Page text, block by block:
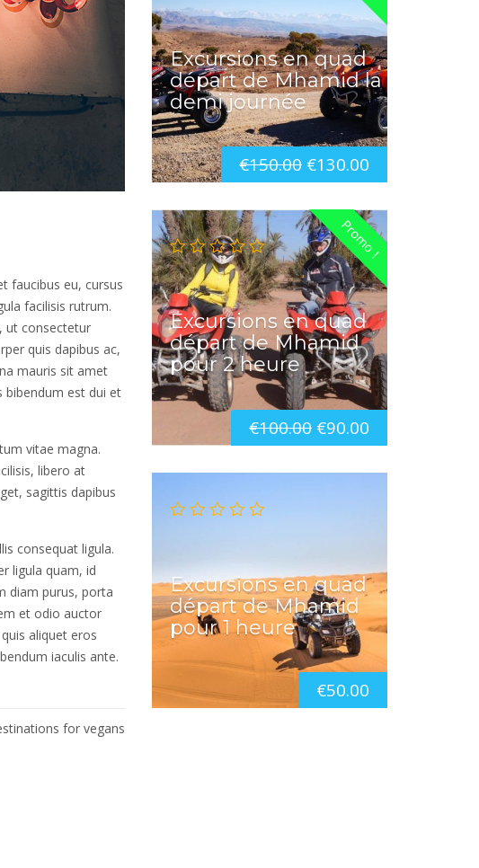
faucibus eu, cursus
facilisis rutrum.
ut consectetur
quis dapibus ac,
mauris sit amet
bibendum est dui et
vitae magna.
libero at
sagittis dapibus
consequat ligula.
ligula quam, id
diam purus, porta
et odio auctor
aliquet eros
iaculis ante.
for vegans
Excursions en quad
départ de Mhamid la
demi journée
€150.00 €130.00
Promo !
Excursions en quad
départ de Mhamid
pour 2 heure
€100.00 €90.00
Excursions en quad
départ de Mhamid
pour 1 heure
€50.00